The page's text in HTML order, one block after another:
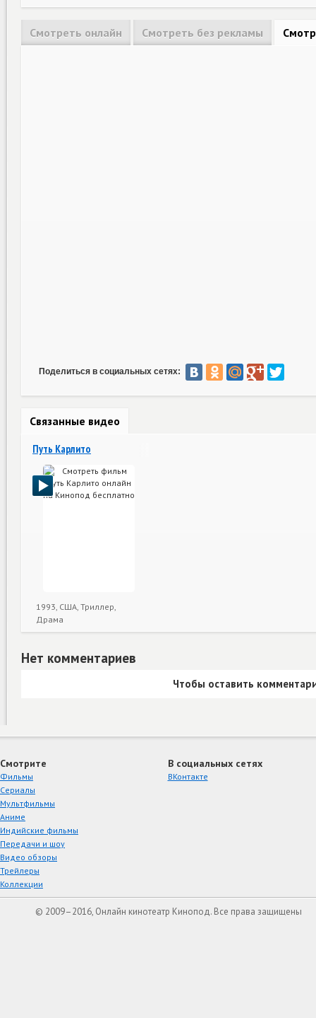
Смотреть онлайн Смотреть без рекламы
Поделиться в социальных сетях:
Связанные видео
Путь Карлито
1993, США, Триллер,
Драма
Нет комментариев
Чтобы оставить
Смотрите
Фильмы
Сериалы
Мультфильмы
Аниме
Индийские фильмы
Передачи и шоу
Видео обзоры
Трейлеры
Коллекции
В социальных сетях
ВКонтакте
© 2009–2016, Онлайн кинотеатр Кинопод. Все права защищены